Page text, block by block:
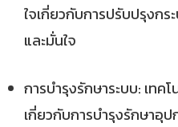
ใจเกี่ยวกับการปรับปรุงก
และมั่นใจ
การบำรุงรักษาระบบ: เทค
เกี่ยวกับการบำรุงรักษาอุ